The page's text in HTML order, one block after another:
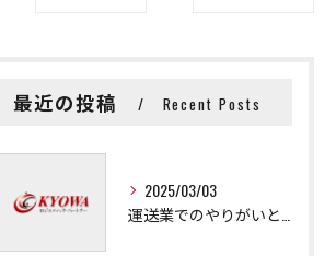
最近の投稿 Recent Posts
2025/03/03